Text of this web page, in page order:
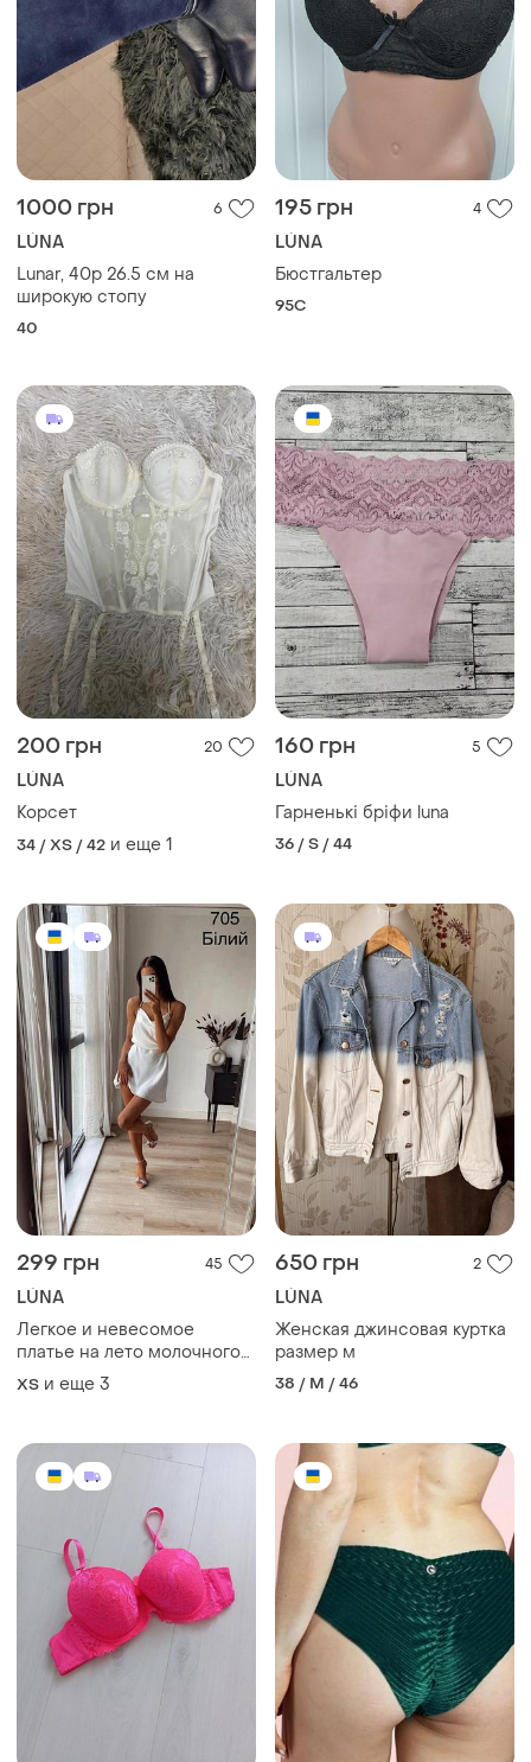
1000 грн 6
LÚNA
Lunar, 40p 26.5 см на
широкую стопу
40
195 грн 4
LÚNA
Бюстгальтер
95C
200 грн 20
LÚNA
Корсет
34 / XS / 42 и еще 1
160 грн 5
LÚNA
Гарненькі бріфи luna
36 / S / 44
299 грн 45
LÚNA
Легкое и невесомое
платье на лето молочного
цвета
ХS и еще 3
650 грн 2
LÚNA
Женская джинсовая куртка
размер м
38 / M / 46